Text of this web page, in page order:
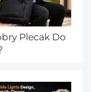
Plecak Do